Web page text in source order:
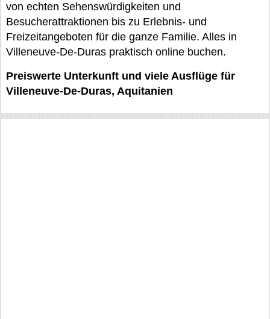
von echten Sehenswürdigkeiten und
Besucherattraktionen bis zu Erlebnis- und
Freizeitangeboten für die ganze Familie. Alles in
Villeneuve-De-Duras praktisch online buchen.
Preiswerte Unterkunft und viele Ausflüge für
Villeneuve-De-Duras, Aquitanien